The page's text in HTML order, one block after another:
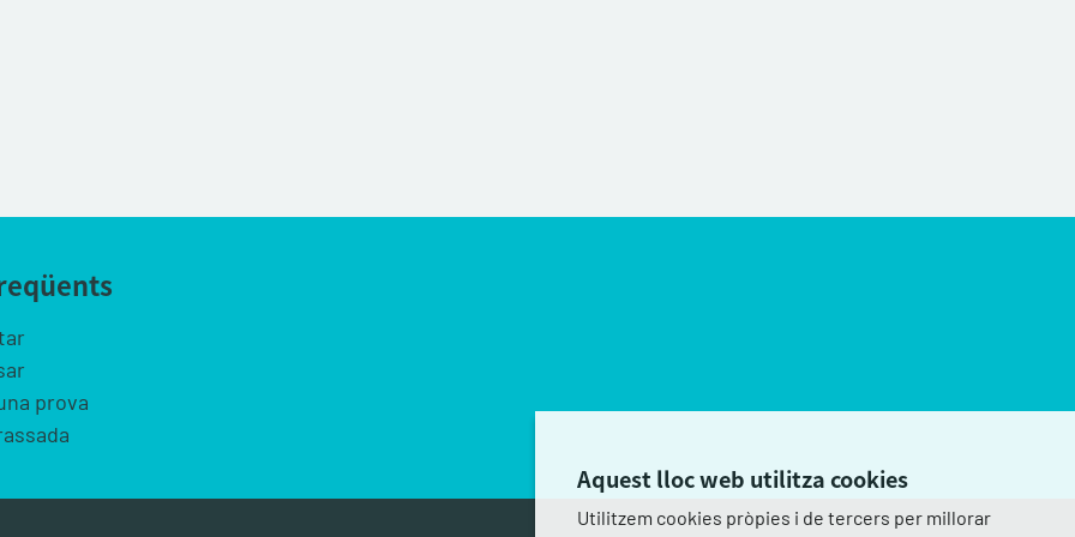
prova
Aquest lloc web utilitza cookies
Utilitzem cookies pròpies i de tercers per millorar